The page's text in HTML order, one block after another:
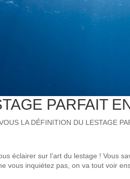
PARFAIT
LA DÉFINITION DU LESTAGE
éclairer sur l’art du lestage ! Vous
vous inquiétez pas, on va tout voir